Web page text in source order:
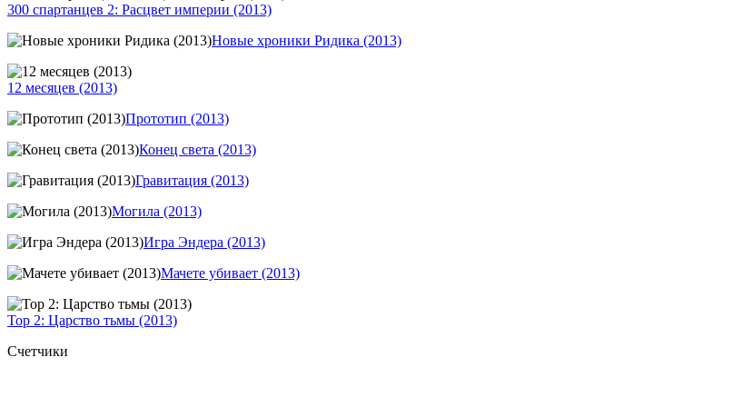
300 спартанцев 2: Расцвет империи (2013)
Новые хроники Ридика (2013)
12 месяцев (2013)
Прототип (2013)
Конец света (2013)
Гравитация (2013)
Могила (2013)
Игра Эндера (2013)
Мачете убивает (2013)
Тор 2: Царство тьмы (2013)
Счетчики